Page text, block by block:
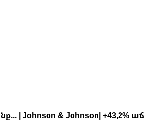
| Johnson & Johnson| +43,2% աճ